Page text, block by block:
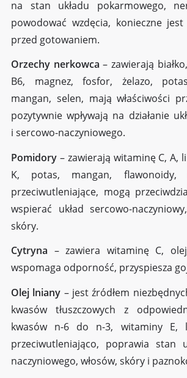
na stan układu pokarmowego,
powodować wzdęcia, konieczne
przed gotowaniem.
Orzechy nerkowca – zawierają
B6, magnez, fosfor, żelazo,
mangan, selen, mają właściwości
pozytywnie wpływają na działanie
i sercowo-naczyniowego.
Pomidory – zawierają witaminę C, A,
K, potas, mangan, flawonoidy,
przeciwutleniające, mogą
wspierać układ sercowo-
skóry.
Cytryna – zawiera witaminę C,
wspomaga odporność, przyspiesza
Olej lniany – jest źródłem
kwasów tłuszczowych z
kwasów n-6 do n-3, witaminy E,
przeciwutleniająco, poprawia stan
naczyniowego, włosów, skóry i